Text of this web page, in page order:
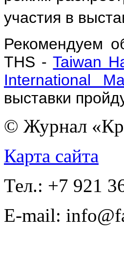
участия в
Рекомендуем
THS -Taiwan
International
выставки
© Журнал
Карта сайта
Тел.: +7 921
E-mail: